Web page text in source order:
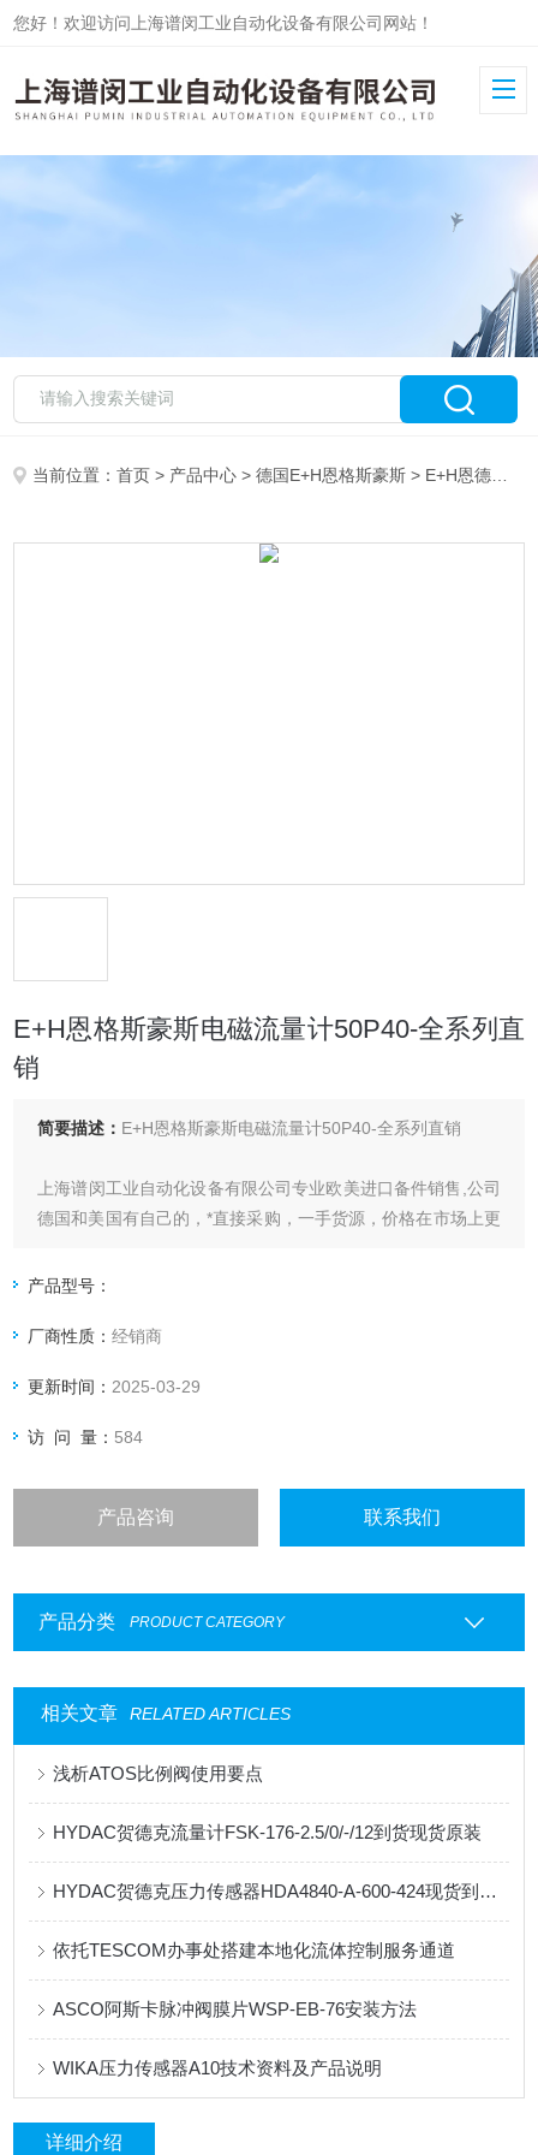
您好！欢迎访问上海谱闵工业自动化设备有限公司网站！
当前位置：首页 > 产品中心 >德国E+H恩格斯豪斯 > E+H恩德斯豪斯流量计
E+H恩格斯豪斯电磁流量计50P40-全系列直
销
简要描述： E+H恩格斯豪斯电磁流量计50P40-全系列直销
上海谱闵工业自动化设备有限公司专业欧美进口备件销售,公司
德国和美国有自己的，*直接采购，一手货源，价格在市场上更
货给我们提供固定折扣，确保我们给客户惠的价格。
渠道广: 除了现货，我们跟欧洲许多有直接的业务关系，使我
们可以采购到由于保护而不能报价的品。
产品型号：
厂商性质：经销商
更新时间： 2025-03-29
访 问 量： 584
产品咨询 联系我们
产品分类 PRODUCT CATEGORY
相关文章 RELATED ARTICLES
浅析ATOS比例阀使用要点
HYDAC贺德克流量计FSK-176-2.5/0/-/12到货现货原装
HYDAC贺德克压力传感器HDA4840-A-600-424现货到货总直销
依托TESCOM办事处搭建本地化流体控制服务通道
ASCO阿斯卡脉冲阀膜片WSP-EB-76安装方法
WIKA压力传感器A10技术资料及产品说明
详细介绍